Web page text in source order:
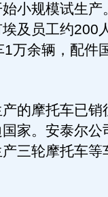
小规模试生产
及员工约200
万余辆，配件
摩托车已销
家。安泰尔公
三轮摩托车等